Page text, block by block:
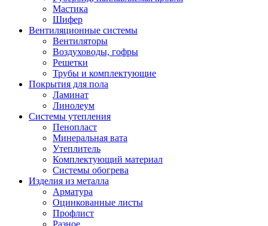
Мастика
Шифер
Вентиляционные системы
Вентиляторы
Воздуховоды, гофры
Решетки
Трубы и комплектующие
Покрытия для пола
Ламинат
Линолеум
Системы утепления
Пенопласт
Минеральная вата
Утеплитель
Комплектующий материал
Системы обогрева
Изделия из металла
Арматура
Оцинкованные листы
Профлист
Разное